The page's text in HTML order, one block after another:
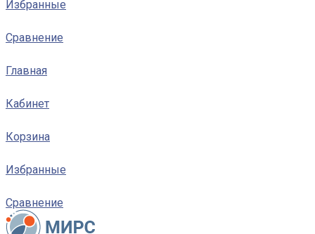
Избранные
Сравнение
Главная
Кабинет
Корзина
Избранные
Сравнение